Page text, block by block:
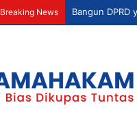
Breaking News